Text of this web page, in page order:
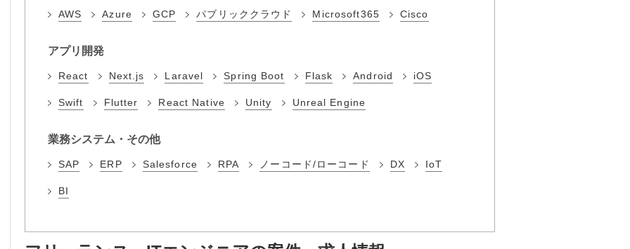
AWS Azure GCP パブリッククラウド Microsoft365 Cisco
アプリ開発
React Next.js Laravel Spring Boot Flask Android iOS
Swift Flutter React Native Unity Unreal Engine
業務システム・その他
SAP ERP Salesforce RPA ノーコード/ローコード DX IoT
BI